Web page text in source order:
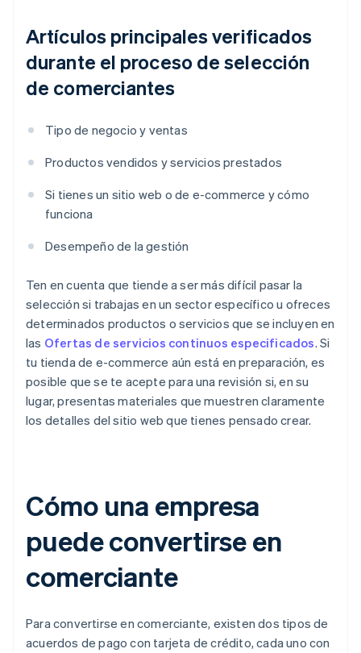
Artículos principales verificados
durante el proceso de selección
de comerciantes
Tipo de negocio y ventas
Productos vendidos y servicios prestados
Si tienes un sitio web o de e-commerce y cómo
funciona
Desempeño de la gestión
Ten en cuenta que tiende a ser más difícil pasar la
selección si trabajas en un sector específico u ofreces
determinados productos o servicios que se incluyen en
las Ofertas de servicios continuos especificados. Si
tu tienda de e-commerce aún está en preparación, es
posible que se te acepte para una revisión si, en su
lugar, presentas materiales que muestren claramente
los detalles del sitio web que tienes pensado crear.
Cómo una empresa
puede convertirse en
comerciante
Para convertirse en comerciante, existen dos tipos de
acuerdos de pago con tarjeta de crédito, cada uno con